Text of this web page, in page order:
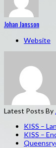
Johan Jansson
Website
Latest Posts By
KISS –
KISS –